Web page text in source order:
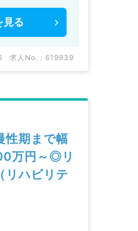
見る
求人No. : 619939
性期まで幅
万円～◎リ
リハビリテ